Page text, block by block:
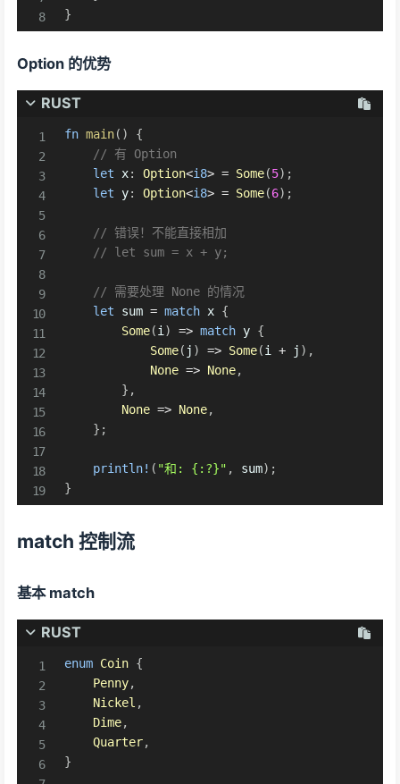
}
Option 的优势
RUST
fn main( )
{
// 有 Option
let x: Option<i8> = Some(5) ;
let y: Option<i8> = Some(6) ;
// 错误！不能直接相加
// let sum = x + y;
// 需要处理 None 的情况
let sum = match x {
Some(i ) => match y {
Some( j ) => Some(i + j ) ,
None => None,
} ,
None => None,
} ;
println! ( "和: {:?}" , sum) ;
}
match 控制流
基本 match
RUST
enum Coin {
Penny,
Nickel ,
Dime,
Quarter,
}